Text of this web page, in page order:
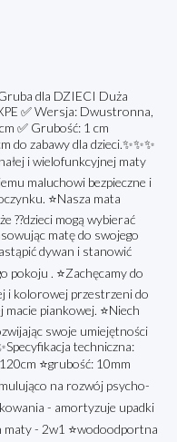
dla DZIECI Duża
✅ Wersja: Dwustronna,
✅ Grubość: 1 cm
do zabawy dla dzieci.✨✨✨
i wielofunkcyjnej maty
maluchowi bezpieczne i
⭐Nasza mata
??dzieci mogą wybierać
matę do swojego
dywan i stanowić
pokoju . ⭐Zachęcamy do
i kolorowej przestrzeni do
piankowej. ⭐Niech
swoje umiejętności
techniczna:
⭐grubość: 10mm
na rozwój psycho-
- amortyzuje upadki
- 2w1 ⭐wodoodportna